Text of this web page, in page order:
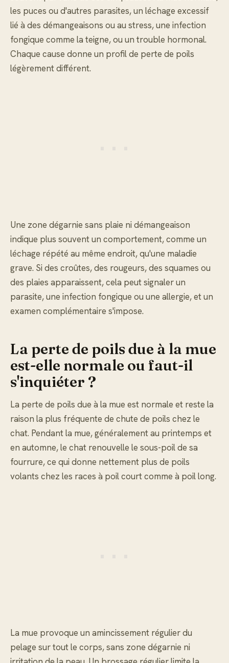
les puces ou d'autres parasites, un léchage excessif
lié à des démangeaisons ou au stress, une infection
fongique comme la teigne, ou un trouble hormonal.
Chaque cause donne un profil de perte de poils
légèrement différent.
Une zone dégarnie sans plaie ni démangeaison
indique plus souvent un comportement, comme un
léchage répété au même endroit, qu'une maladie
grave. Si des croûtes, des rougeurs, des squames ou
des plaies apparaissent, cela peut signaler un
parasite, une infection fongique ou une allergie, et un
examen complémentaire s'impose.
La perte de poils due à la mue
est-elle normale ou faut-il
s'inquiéter ?
La perte de poils due à la mue est normale et reste la
raison la plus fréquente de chute de poils chez le
chat. Pendant la mue, généralement au printemps et
en automne, le chat renouvelle le sous-poil de sa
fourrure, ce qui donne nettement plus de poils
volants chez les races à poil court comme à poil long.
La mue provoque un amincissement régulier du
pelage sur tout le corps, sans zone dégarnie ni